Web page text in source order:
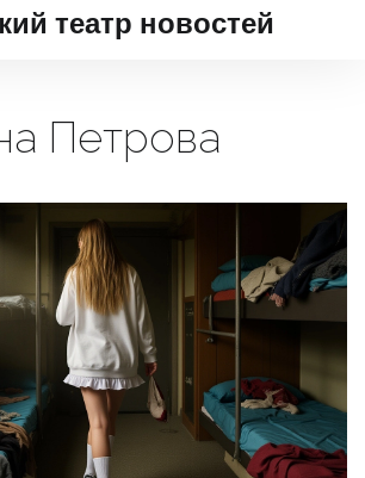
театр новостей
Петрова